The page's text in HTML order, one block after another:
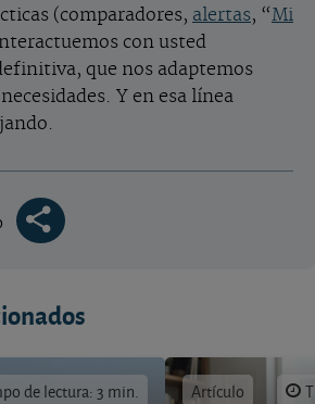
(comparadores, alertas, “Mi
con usted
que nos adaptemos
Y en esa línea
de lectura: 3 min. Artículo